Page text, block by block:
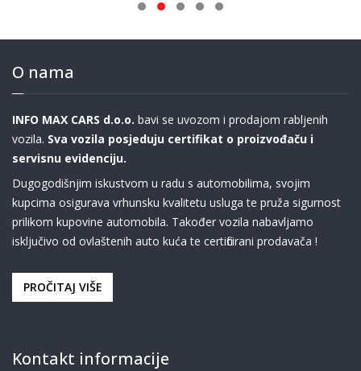
O nama
INFO MAX CARS d.o.o. bavi se uvozom i prodajom rabljenih
vozila. Sva vozila posjeduju certifikat o proizvođaču i
servisnu evidenciju.
Dugogodišnjim iskustvom u radu s automobilima, svojim
kupcima osigurava vrhunsku kvalitetu usluga te pruža sigurnost
prilikom kupovine automobila. Također vozila nabavljamo
isključivo od ovlaštenih auto kuća te certificirani prodavača !
PROČITAJ VIŠE
Kontakt informacije